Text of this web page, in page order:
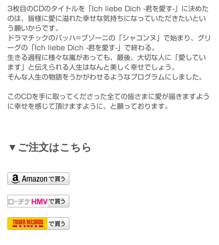
3枚目のCDのタイトルを「Ich liebe Dich -君を愛す-」に決めた
のは、皆様に愛に溢れた幸せな気持ちになっていただきたいとい
う願いからです。
ドラマチックのバッハ=ブゾーニの「シャコンヌ」で始まり、グリ
ーグの「Ich liebe Dich -君を愛す-」で終わる。
生きる過程に様々な嵐があっても、最後、大切な人に「愛してい
ます」と伝えられる人生はなんと美しく幸せでしょう。
そんな人生の物語をうかがわせるようなプログラムにしました。
このCDを手に取ってくださった全ての皆さまに愛が届きますよう
に幸せを感じて頂けますように、と願っております。
▼ご注文はこちら